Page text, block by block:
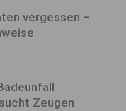
vergessen –
Zeugen